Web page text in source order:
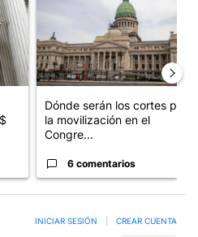
Dónde serán los cortes por
la movilización en el
Congre...
6 comentarios
INICIAR SESIÓN CREAR CUENTA